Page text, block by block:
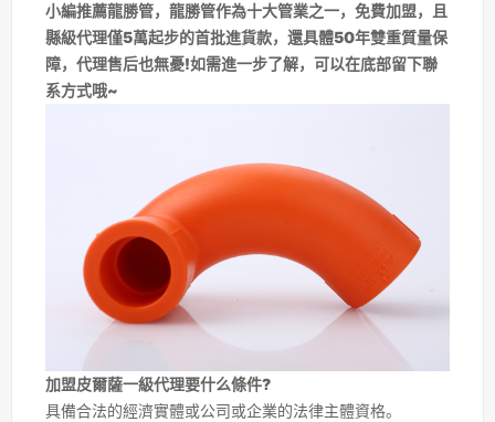
小編推薦龍勝管，龍勝管作為十大管業之一，免費加盟，且
縣級代理僅5萬起步的首批進貨款，還具體50年雙重質量保
障，代理售后也無憂!如需進一步了解，可以在底部留下聯
系方式哦~
加盟皮爾薩一級代理要什么條件?
具備合法的經濟實體或公司或企業的法律主體資格。